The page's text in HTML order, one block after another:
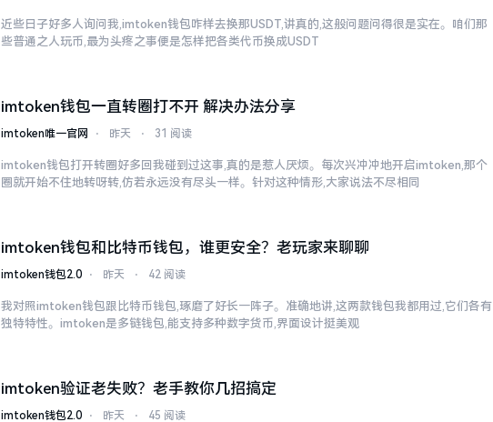
近些日子好多人询问我,imtoken钱包咋样去换那USDT,讲真的,这般问题问得很是实在。咱们那
些普通之人玩币,最为头疼之事便是怎样把各类代币换成USDT
imtoken钱包一直转圈打不开 解决办法分享
imtoken唯一官网 ⋅ 昨天 ⋅ 31 阅读
imtoken钱包打开转圈好多回我碰到过这事,真的是惹人厌烦。每次兴冲冲地开启imtoken,那个
圈就开始不住地转呀转,仿若永远没有尽头一样。针对这种情形,大家说法不尽相同
imtoken钱包和比特币钱包，谁更安全？老玩家来聊聊
imtoken钱包2.0 ⋅ 昨天 ⋅ 42 阅读
我对照imtoken钱包跟比特币钱包,琢磨了好长一阵子。准确地讲,这两款钱包我都用过,它们各有
独特特性。imtoken是多链钱包,能支持多种数字货币,界面设计挺美观
imtoken验证老失败？老手教你几招搞定
imtoken钱包2.0 ⋅ 昨天 ⋅ 45 阅读